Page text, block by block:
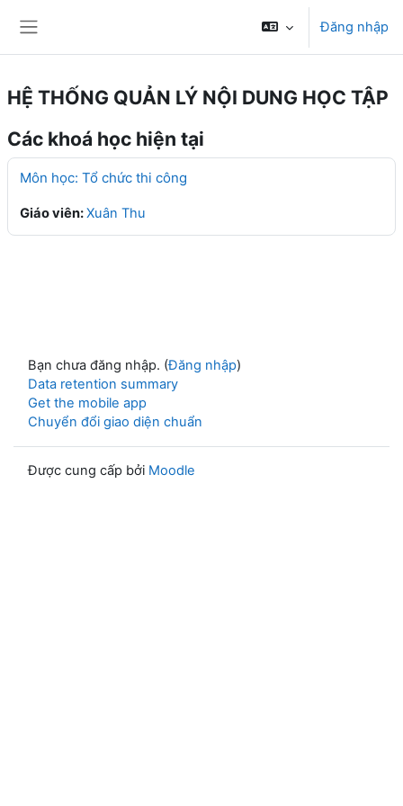
Đăng nhập
HỆ THỐNG QUẢN LÝ NỘI DUNG HỌC TẬP
Các khoá học hiện tại
Môn học: Tổ chức thi công
Giáo viên:Xuân Thu
Bạn chưa đăng nhập. (Đăng nhập)
Data retention summary
Get the mobile app
Chuyển đổi giao diện chuẩn
Được cung cấp bởi Moodle